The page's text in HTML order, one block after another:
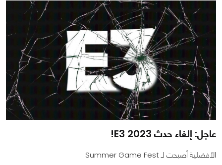
2624
0
0
عاجل: إلغاء حدث E3 2023!
الأفضلية أصبحت لـ Summer Game Fest